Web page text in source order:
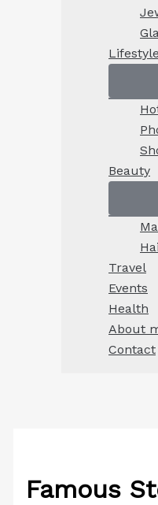
Lifestyle
Beauty
Travel
Events
Health
About
Contact
Famous